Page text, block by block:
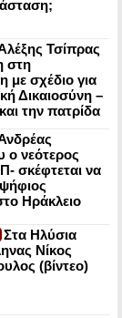
Τσίπρας
στη
με σχέδιο για
Δικαιοσύνη –
την πατρίδα
ο νεότερος
σκέφτεται να
Ηράκλειο
Στα Ηλύσια
Νίκος
(βίντεο)